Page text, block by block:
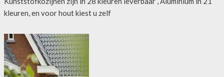
kleuren, en voor hout kiest u zelf